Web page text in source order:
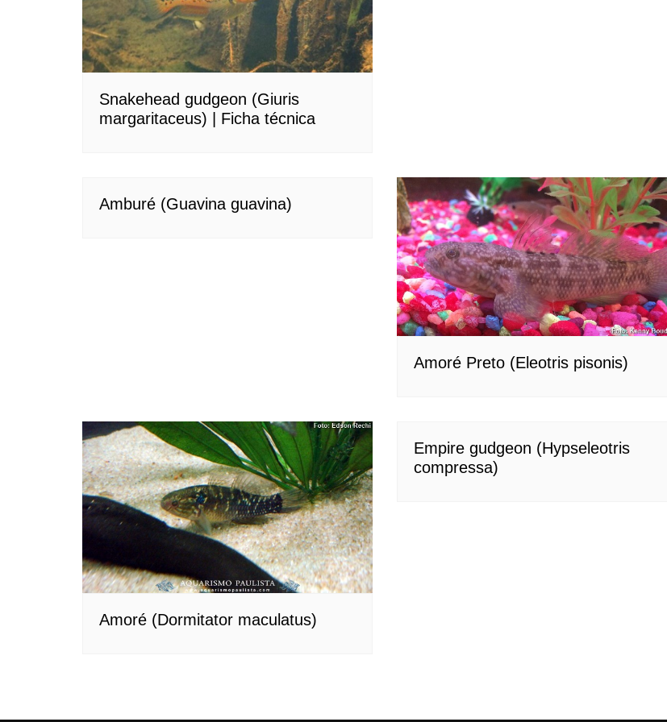
Snakehead gudgeon (Giuris
margaritaceus) | Ficha técnica
Amburé (Guavina guavina)
Amoré Preto (Eleotris pisonis)
Amoré (Dormitator maculatus)
Empire gudgeon (Hypseleotris
compressa)